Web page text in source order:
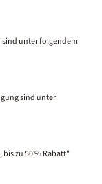
sind unter folgendem
sind unter
bis zu 50 % Rabatt"